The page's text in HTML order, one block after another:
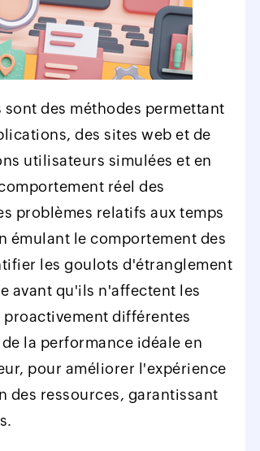
des méthodes permettant
des sites web et de
utilisateurs simulées et en
réel des
problèmes relatifs aux temps
émulant le comportement des
les goulots d'étranglement
avant qu'ils n'affectent les
différentes
la performance idéale en
pour améliorer l'expérience
des ressources, garantissant